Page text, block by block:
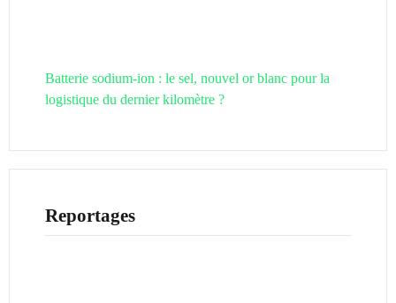
Batterie sodium-ion : le sel, nouvel or blanc pour la
logistique du dernier kilomètre ?
Reportages